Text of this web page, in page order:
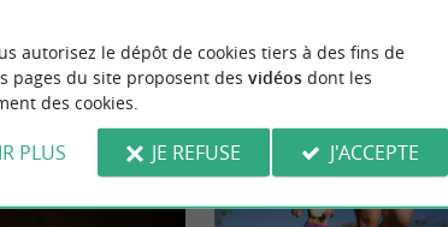
À PROXIMITÉ
autorisez le dépôt de cookies tiers à des fins de
pages du site proposent des vidéosdont les
des cookies.
PLUS JE REFUSE J'ACCEPTE